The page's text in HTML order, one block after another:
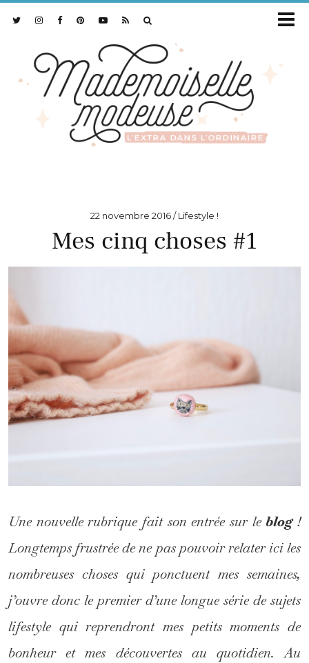
22 novembre 2016 Lifestyle !
Mes cinq choses #1
Une nouvelle rubrique fait son entrée sur le blog!
Longtemps frustrée de ne pas pouvoir relater ici les
nombreuses choses qui ponctuent mes semaines,
j’ouvre donc le premier d’une longue série de sujets
lifestyle qui reprendront mes petits moments de
bonheur et mes découvertes au quotidien. Au